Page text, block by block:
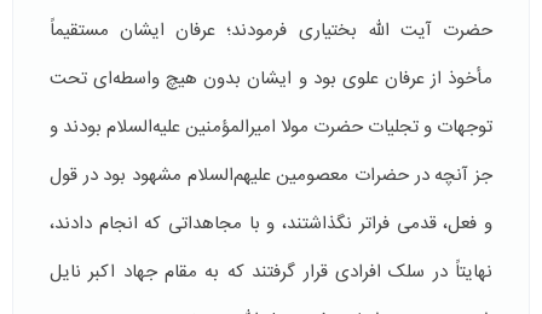
حضرت آیت الله بختیاری فرمودند؛ عرفان ایشان مستقیماً
مأخوذ از عرفان علوى بود و ايشان بدون هيچ واسطه‌ای تحت
توجهات و تجلیات حضرت مولا امیرالمؤمنین علیه‌السلام بودند و
جز آنچه در حضرات معصومین علیهم‌السلام مشهود بود در قول
و فعل، قدمی فراتر نگذاشتند، و با مجاهداتی که انجام دادند،
نهایتاً در سلک افرادی قرار گرفتند که به مقام جهاد اکبر نایل